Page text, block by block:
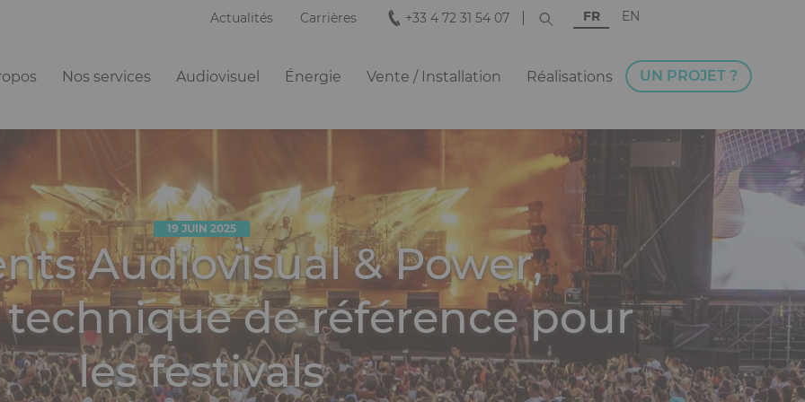
Actualités Carrières +33 4 72 31 54 07 FR EN
Nos services Audiovisuel Énergie Vente / Installation Réalisations UN PROJET ?
Audiovisual & Power,
de référence pour
les festivals
19 JUIN 2025